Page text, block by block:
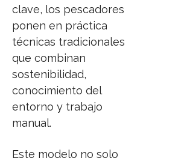
clave, los pescadores
ponen en práctica
técnicas tradicionales
que combinan
sostenibilidad,
conocimiento del
entorno y trabajo
manual.
Este modelo no solo